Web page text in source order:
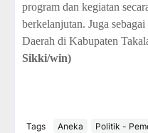
program dan kegiatan
berkelanjutan. Juga
Daerah di Kabupaten
Sikki/win)
Tags Aneka Politik -